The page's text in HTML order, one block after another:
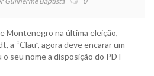
Montenegro na última eleição,
a “Clau”, agora deve encarar um
seu nome a disposição do PDT